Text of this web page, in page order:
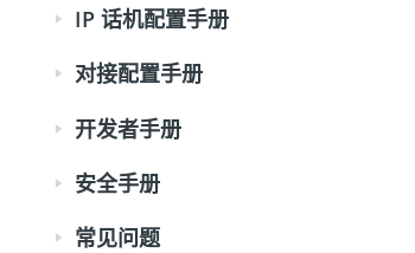
IP 话机配置手册
对接配置手册
开发者手册
安全手册
常见问题